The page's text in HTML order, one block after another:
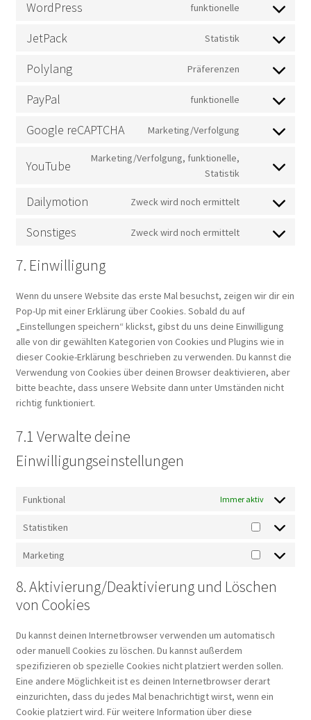
analytics
service
WordPress funktionelle
Consent
service
JetPack Statistik
Consent
service
Polylang Präferenzen
Consent
service
PayPal funktionelle
Consent
service
Google reCAPTCHA Marketing/Verfolgung
Consent
service
recaptcha
YouTube
Marketing/Verfolgung, funktionelle,
Statistik
Consent
service
Dailymotion Zweck wird noch ermittelt
Consent
service
Sonstiges Zweck wird noch ermittelt
Consent
7. Einwilligung
Wenn du unsere Website das erste Mal besuchst, zeigen wir dir ein
Pop-Up mit einer Erklärung über Cookies. Sobald du auf
„Einstellungen speichern“ klickst, gibst du uns deine Einwilligung
alle von dir gewählten Kategorien von Cookies und Plugins wie in
dieser Cookie-Erklärung beschrieben zu verwenden. Du kannst die
Verwendung von Cookies über deinen Browser deaktivieren, aber
bitte beachte, dass unsere Website dann unter Umständen nicht
richtig funktioniert.
7.1 Verwalte deine
Einwilligungseinstellungen
Funktional Immer aktiv
Statistiken
Statistiken
Marketing
Marketing
8. Aktivierung/Deaktivierung und Löschen
von Cookies
Du kannst deinen Internetbrowser verwenden um automatisch
oder manuell Cookies zu löschen. Du kannst außerdem
spezifizieren ob spezielle Cookies nicht platziert werden sollen.
Eine andere Möglichkeit ist es deinen Internetbrowser derart
einzurichten, dass du jedes Mal benachrichtigt wirst, wenn ein
Cookie platziert wird. Für weitere Information über diese